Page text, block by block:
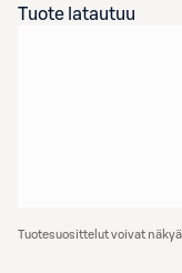
Tuote latautuu
Tuotesuosittelut voivat